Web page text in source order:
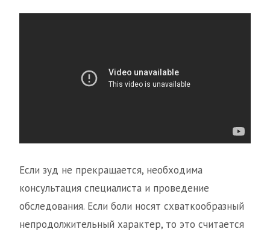
Если зуд не прекращается, необходима
консультация специалиста и проведение
обследования. Если боли носят схваткообразный
непродолжительный характер, то это считается